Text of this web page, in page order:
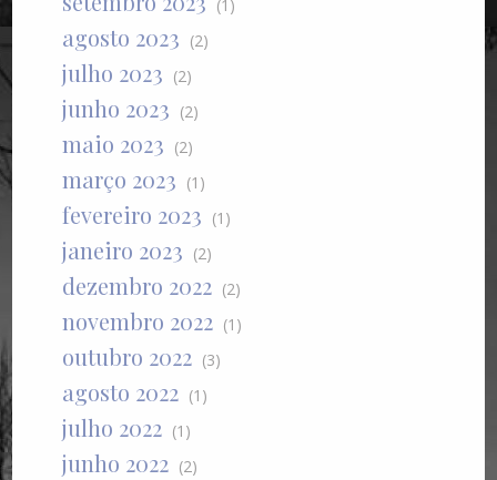
(1)
agosto 2023 (2)
julho 2023 (2)
junho 2023 (2)
maio 2023 (2)
março 2023 (1)
fevereiro 2023 (1)
janeiro 2023 (2)
dezembro 2022 (2)
novembro 2022 (1)
outubro 2022 (3)
agosto 2022 (1)
julho 2022 (1)
junho 2022 (2)